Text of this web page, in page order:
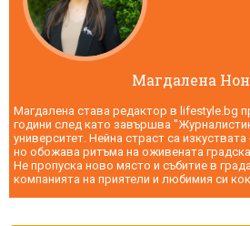
Магдалена
Магдалена става редактор в lifestyle.bg
години след като завършва
университет. Нейна страст са изкуствата
но обожава ритъма на оживената
Не пропуска ново място и събитие в
компанията на приятели и любимия си